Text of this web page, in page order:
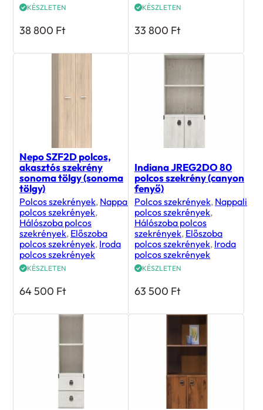
KÉSZLETEN
38 800 Ft
KÉSZLETEN
33 800 Ft
Nepo SZF2D polcos,
akasztós szekrény
sonoma tölgy (sonoma
tölgy)
Polcos szekrények, Nappali
polcos szekrények,
Hálószoba polcos
szekrények, Előszoba
polcos szekrények, Iroda
polcos szekrények
KÉSZLETEN
64 500 Ft
Indiana JREG2DO 80
polcos szekrény (canyon
fenyő)
Polcos szekrények, Nappali
polcos szekrények,
Hálószoba polcos
szekrények, Előszoba
polcos szekrények, Iroda
polcos szekrények
KÉSZLETEN
63 500 Ft